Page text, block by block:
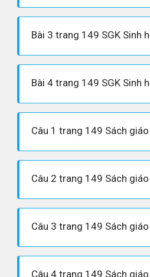
Bài 3 trang 149 SGK Sinh
Bài 4 trang 149 SGK Sinh
Câu 1 trang 149 Sách
Câu 2 trang 149 Sách
Câu 3 trang 149 Sách
Câu 4 trang 149 Sách